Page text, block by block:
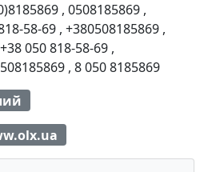
, 0508185869 ,
58-69 , +380508185869 ,
+38 050 818-58-69 ,
, 8 050 8185869